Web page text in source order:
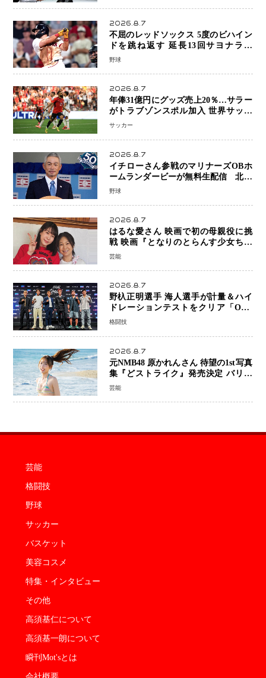
2026.8.7
不屈のレッドソックス 5度のビハイン
ドを跳ね返す 延長13回サヨナラ勝
ち 吉田正尚選手も2安打1打点で貢献 4
野球
2026.8.7
年俸31億円にグッズ売上20％…サラー
がトラブゾンスポル加入 世界サッカ
ーは「五大リーグ一強」から新時代へ
サッカー
2026.8.7
イチローさん参戦のマリナーズOBホ
ームランダービーが無料生配信 北米
ならではの“魅せる興行”に世界が注目
野球
2026.8.7
はるな愛さん 映画で初の母親役に挑
戦 映画『となりのとらんす少女ちゃ
ん』11月7日公開 未来の自分との対話
芸能
2026.8.7
野杁正明選手 海人選手が計量＆ハイ
ドレーションテストをクリア「ONE
SAMURAI 2」決戦へ万全の準備整う
格闘技
2026.8.7
元NMB48 原かれんさん 待望の1st写真
集『どストライク』発売決定 バリで
魅せる25歳の新境地
芸能
芸能
格闘技
野球
サッカー
バスケット
美容コスメ
特集・インタビュー
その他
高須基仁について
高須基一朗について
瞬刊Mot'sとは